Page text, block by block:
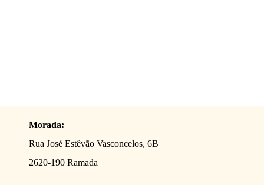
Morada:
Rua José Estêvão Vasconcelos, 6B
2620-190 Ramada